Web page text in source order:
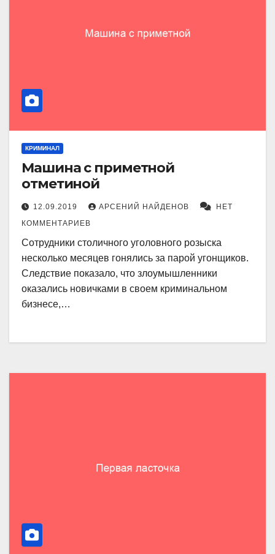
КРИМИНАЛ
Машина с приметной
отметиной
12.09.2019 АРСЕНИЙ НАЙДЕНОВ
НЕТ
КОММЕНТАРИЕВ
Сотрудники столичного уголовного розыска
несколько месяцев гонялись за парой угонщиков.
След­ствие показало, что злоумышленники
оказались новичками в своем криминальном
бизнесе,…